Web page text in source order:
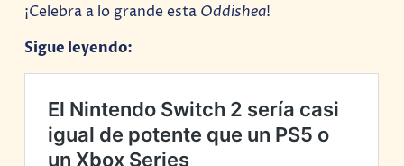
¡Celebra a lo grande esta Oddishea!
Sigue leyendo: